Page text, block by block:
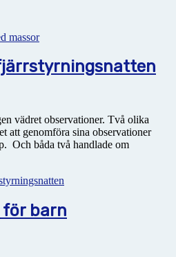
massor
vädret observationer. Två olika
att genomföra sina observationer
Och båda två handlade om
för barn